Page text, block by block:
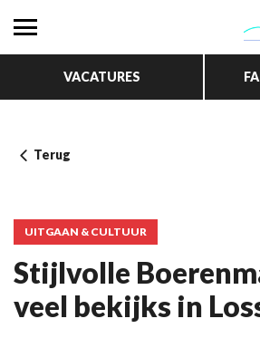
VACATURES
Terug
UITGAAN & CULTUUR
Stijlvolle
veel bekijks in